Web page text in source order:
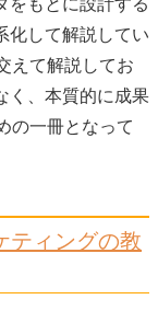
化して解説してい
えて解説してお
く、本質的に成果
の一冊となって
ティングの教